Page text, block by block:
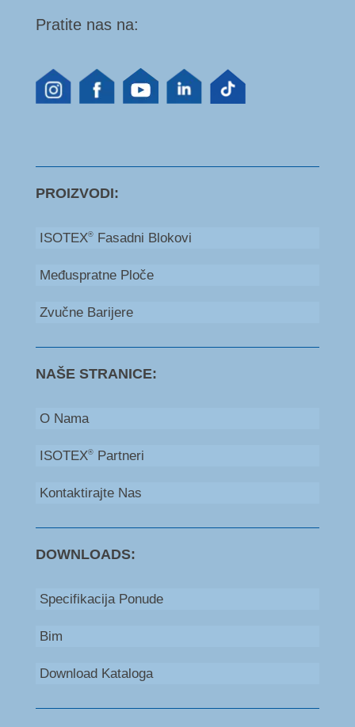
Pratite nas na:
PROIZVODI:
ISOTEX®Fasadni Blokovi
Međuspratne Ploče
Zvučne Barijere
NAŠE STRANICE:
O Nama
ISOTEX®Partneri
Kontaktirajte Nas
DOWNLOADS:
Specifikacija Ponude
Bim
Download Kataloga